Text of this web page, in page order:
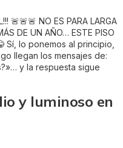
🚨🚨🚨 NO ES PARA LARGA
DE UN AÑO… ESTE PISO
Sí, lo ponemos al principio,
llegan los mensajes de:
y la respuesta sigue
y luminoso en